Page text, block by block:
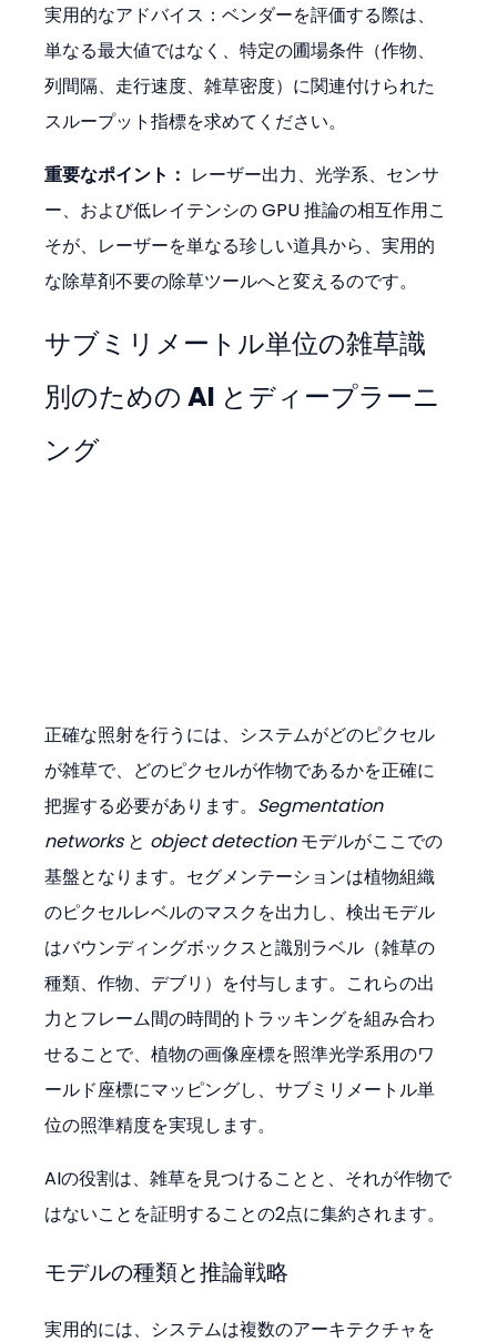
実用的なアドバイス：ベンダーを評価する際は、
単なる最大値ではなく、特定の圃場条件（作物、
列間隔、走行速度、雑草密度）に関連付けられた
スループット指標を求めてください。
重要なポイント： レーザー出力、光学系、センサ
ー、および低レイテンシの GPU 推論の相互作用こ
そが、レーザーを単なる珍しい道具から、実用的
な除草剤不要の除草ツールへと変えるのです。
サブミリメートル単位の雑草識
別のための AI とディープラーニ
ング
正確な照射を行うには、システムがどのピクセル
が雑草で、どのピクセルが作物であるかを正確に
把握する必要があります。 Segmentation
networks と object detection モデルがここでの
基盤となります。セグメンテーションは植物組織
のピクセルレベルのマスクを出力し、検出モデル
はバウンディングボックスと識別ラベル（雑草の
種類、作物、デブリ）を付与します。これらの出
力とフレーム間の時間的トラッキングを組み合わ
せることで、植物の画像座標を照準光学系用のワ
ールド座標にマッピングし、サブミリメートル単
位の照準精度を実現します。
AIの役割は、雑草を見つけることと、それが作物で
はないことを証明することの2点に集約されます。
モデルの種類と推論戦略
実用的には、システムは複数のアーキテクチャを